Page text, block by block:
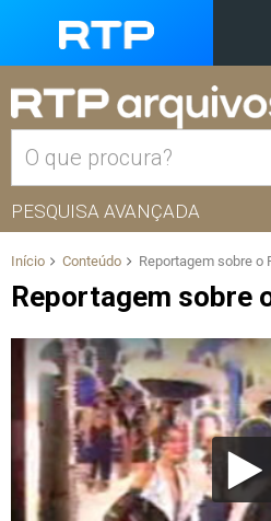
PESQUISA AVANÇADA
Início Conteúdo Reportagem sobre o
Reportagem sobre